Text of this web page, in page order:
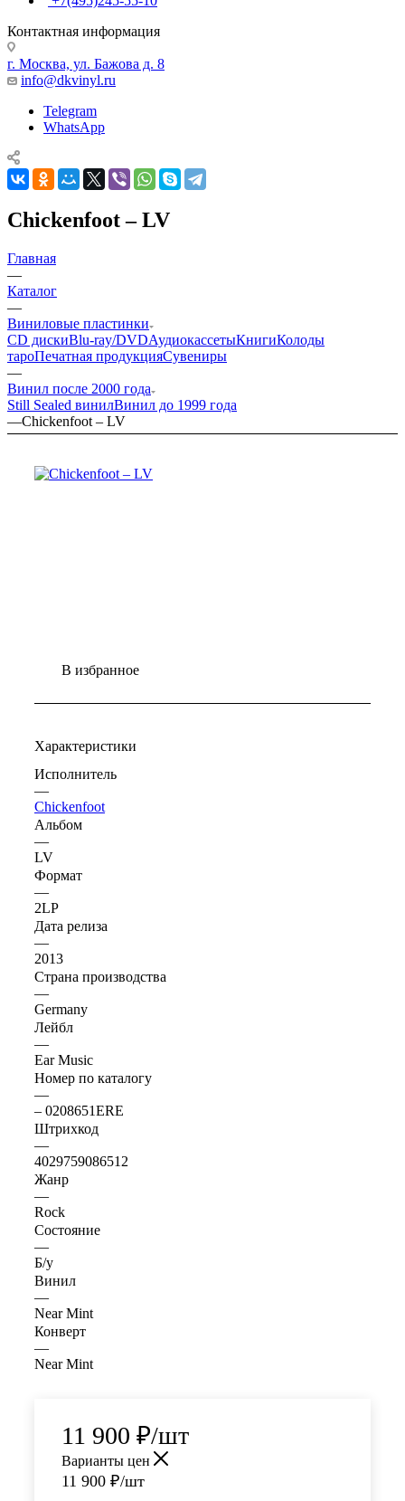
Контактная информация
г. Москва, ул. Бажова д. 8
info@dkvinyl.ru
Telegram
WhatsApp
Chickenfoot – LV
Главная
—
Каталог
—
Виниловые пластинки
CD дискиBlu-ray/DVDАудиокассетыКнигиКолоды
тароПечатная продукцияСувениры
—
Винил после 2000 года
Still Sealed винилВинил до 1999 года
—Chickenfoot – LV
В избранное
Характеристики
Исполнитель
—
Chickenfoot
Альбом
—
LV
Формат
—
2LP
Дата релиза
—
2013
Страна производства
—
Germany
Лейбл
—
Ear Music
Номер по каталогу
—
– 0208651ERE
Штрихкод
—
4029759086512
Жанр
—
Rock
Состояние
—
Б/у
Винил
—
Near Mint
Конверт
—
Near Mint
11 900 ₽/шт
Варианты цен
11 900 ₽/шт